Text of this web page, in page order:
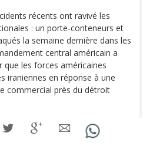
récents ont ravivé les
: un porte-conteneurs et
la semaine dernière dans les
central américain a
que les forces américaines
iraniennes en réponse à une
commercial près du détroit